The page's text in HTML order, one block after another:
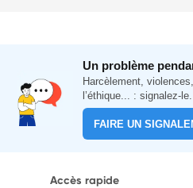
Un problème
Harcèlement,
l’éthique... : signalez-le.
FAIRE UN
Accès rapide